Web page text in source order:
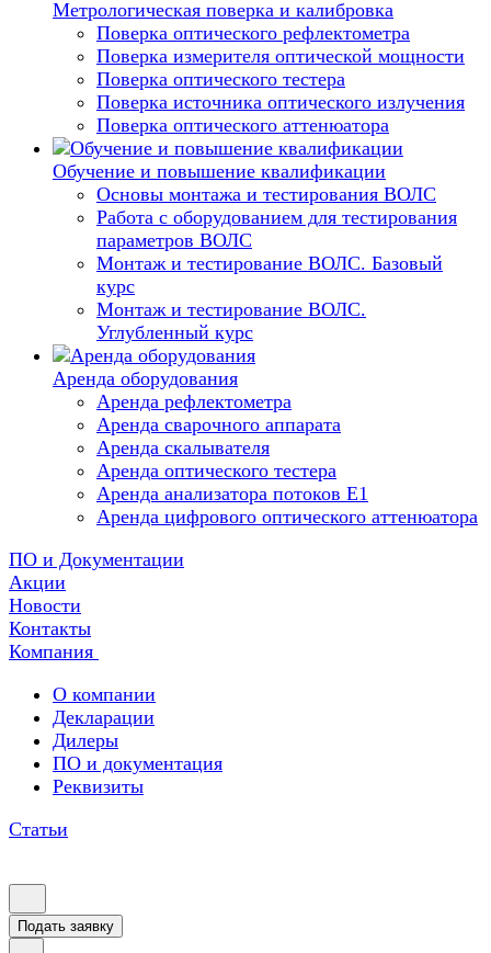
Метрологическая поверка и калибровка
Поверка оптического рефлектометра
Поверка измерителя оптической мощности
Поверка оптического тестера
Поверка источника оптического излучения
Поверка оптического аттенюатора
Обучение и повышение квалификации
Основы монтажа и тестирования ВОЛС
Работа с оборудованием для тестирования
параметров ВОЛС
Монтаж и тестирование ВОЛС. Базовый
курс
Монтаж и тестирование ВОЛС.
Углубленный курс
Аренда оборудования
Аренда рефлектометра
Аренда сварочного аппарата
Аренда скалывателя
Аренда оптического тестера
Аренда анализатора потоков Е1
Аренда цифрового оптического аттенюатора
ПО и Документации
Акции
Новости
Контакты
Компания
О компании
Декларации
Дилеры
ПО и документация
Реквизиты
Статьи
Подать заявку